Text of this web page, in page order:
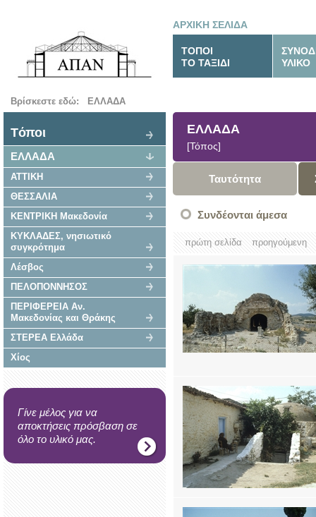
ΑΡΧΙΚΗ ΣΕΛΙΔΑ
ΤΟΠΟΙ
ΤΟ ΤΑΞΙΔΙ
ΥΛΙΚΟ
Βρίσκεστε εδώ: ΕΛΛΑΔΑ
Tόποι
ΕΛΛΑΔΑ
ΑΤΤΙΚΗ
ΘΕΣΣΑΛΙΑ
ΚΕΝΤΡΙΚΗ Μακεδονία
ΚΥΚΛΑΔΕΣ, νησιωτικό
συγκρότημα
Λέσβος
ΠΕΛΟΠΟΝΝΗΣΟΣ
ΠΕΡΙΦΕΡΕΙΑ Αν.
Μακεδονίας και Θράκης
ΣΤΕΡΕΑ Ελλάδα
Χίος
Γίνε μέλος για να
αποκτήσεις πρόσβαση σε
όλο το υλικό μας.
ΕΛΛΑΔΑ
[Τόπος]
Ταυτότητα
Συνδέονται άμεσα
πρώτη σελίδα προηγούμενη